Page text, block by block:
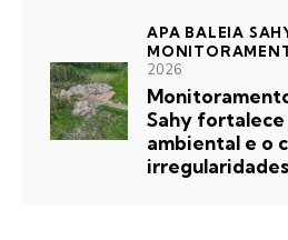
APA BALEIA
2026
Sahy
ambiental e o
irregularidades